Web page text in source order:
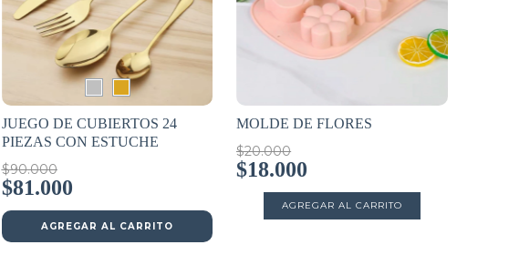
JUEGO DE CUBIERTOS 24
PIEZAS CON ESTUCHE
$90.000
$81.000
AGREGAR AL CARRITO
MOLDE DE FLORES
$20.000
$18.000